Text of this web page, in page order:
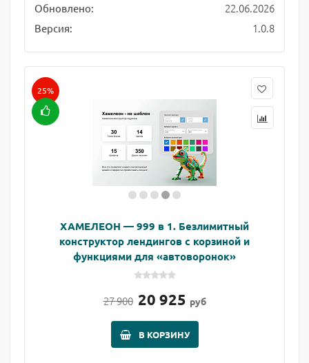
Обновлено: 22.06.2026
Версия: 1.0.8
25%
ХАМЕЛЕОН — 999 в 1. Безлимитный
конструктор лендингов с корзиной и
функциями для «автоворонок»
27 900 20 925 руб
В КОРЗИНУ